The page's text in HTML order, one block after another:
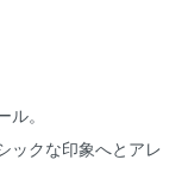
。
ックな印象へとアレ